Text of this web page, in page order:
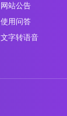
网站公告
使用问答
文字转语音